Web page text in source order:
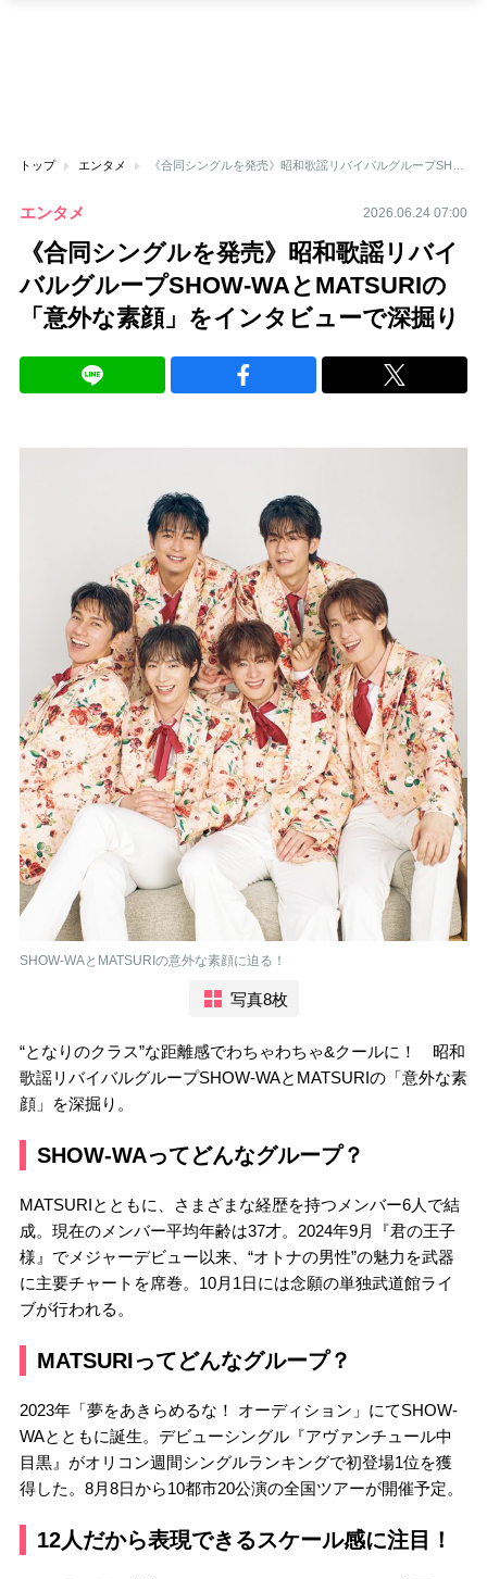
トップ エンタメ
エンタメ 2026.06.24 07:00
《合同シングルを発売》昭和歌謡リバイ
バルグループSHOW-WAとMATSURIの
「意外な素顔」をインタビューで深掘り
SHOW-WAとMATSURIの意外な素顔に迫る！
写真8枚
“となりのクラス”な距離感でわちゃわちゃ&クールに！ 昭和
歌謡リバイバルグループSHOW-WAとMATSURIの「意外な素
顔」を深掘り。
SHOW-WAってどんなグループ？
MATSURIとともに、さまざまな経歴を持つメンバー6人で結
成。現在のメンバー平均年齢は37才。2024年9月『君の王子
様』でメジャーデビュー以来、“オトナの男性”の魅力を武器
に主要チャートを席巻。10月1日には念願の単独武道館ライ
ブが行われる。
MATSURIってどんなグループ？
2023年「夢をあきらめるな！ オーディション」にてSHOW-
WAとともに誕生。デビューシングル『アヴァンチュール中
目黒』がオリコン週間シングルランキングで初登場1位を獲
得した。8月8日から10都市20公演の全国ツアーが開催予定。
12人だから表現できるスケール感に注目！